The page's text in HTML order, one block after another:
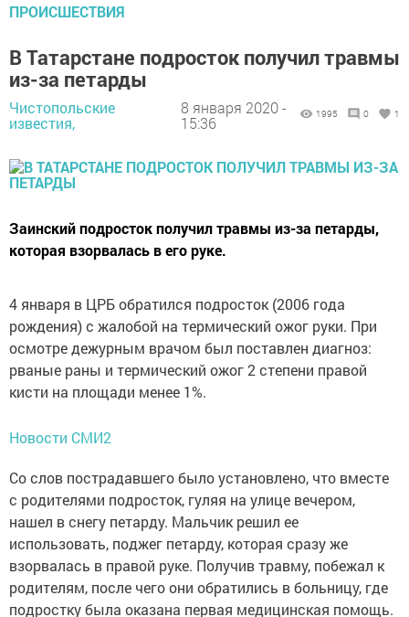
ПРОИСШЕСТВИЯ
В Татарстане подросток получил травмы
из-за петарды
Чистопольские
известия,
8 января 2020 -
15:36
1995 0 1
Заинский подросток получил травмы из-за петарды,
которая взорвалась в его руке.
4 января в ЦРБ обратился подросток (2006 года
рождения) с жалобой на термический ожог руки. При
осмотре дежурным врачом был поставлен диагноз:
рваные раны и термический ожог 2 степени правой
кисти на площади менее 1%.
Новости СМИ2
Со слов пострадавшего было установлено, что вместе
с родителями подросток, гуляя на улице вечером,
нашел в снегу петарду. Мальчик решил ее
использовать, поджег петарду, которая сразу же
взорвалась в правой руке. Получив травму, побежал к
родителям, после чего они обратились в больницу, где
подростку была оказана первая медицинская помощь.